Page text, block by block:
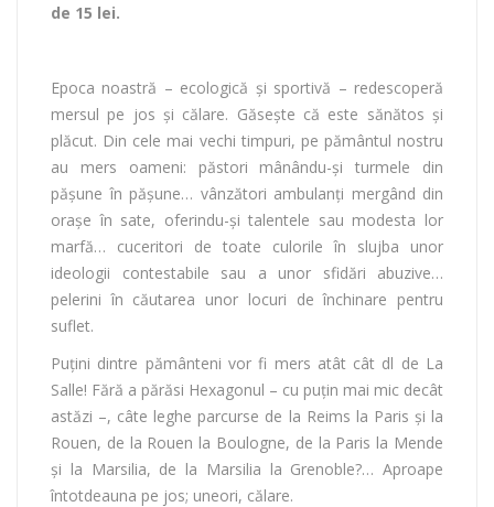
de 15 lei.
Epoca noastră – ecologică şi sportivă – redescoperă
mersul pe jos şi călare. Găseşte că este sănătos şi
plăcut. Din cele mai vechi timpuri, pe pământul nostru
au mers oameni: păstori mânându-şi turmele din
păşune în păşune… vânzători ambulanţi mergând din
oraşe în sate, oferindu-şi talentele sau modesta lor
marfă… cuceritori de toate culorile în slujba unor
ideologii contestabile sau a unor sfidări abuzive…
pelerini în căutarea unor locuri de închinare pentru
suflet.
Puţini dintre pământeni vor fi mers atât cât dl de La
Salle! Fără a părăsi Hexagonul – cu puţin mai mic decât
astăzi –, câte leghe parcurse de la Reims la Paris şi la
Rouen, de la Rouen la Boulogne, de la Paris la Mende
şi la Marsilia, de la Marsilia la Grenoble?… Aproape
întotdeauna pe jos; uneori, călare.